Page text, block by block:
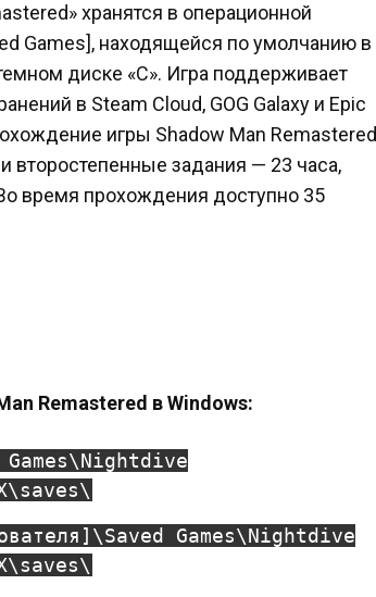
хранятся в операционной
Games], находящейся по умолчанию в
диске «C». Игра поддерживает
в Steam Cloud, GOG Galaxy и Epic
игры Shadow Man Remastered
второстепенные задания — 23 часа,
время прохождения доступно 35
Remastered в Windows:
Games\Nightdive
Games\Nightdive